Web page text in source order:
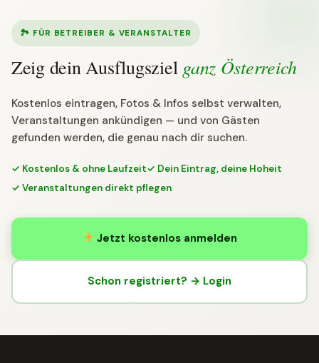
🏞 FÜR BETREIBER & VERANSTALTER
Zeig dein Ausflugsziel ganz Österreich
Kostenlos eintragen, Fotos & Infos selbst verwalten,
Veranstaltungen ankündigen — und von Gästen
gefunden werden, die genau nach dir suchen.
✓ Kostenlos & ohne Laufzeit✓ Dein Eintrag, deine Hoheit
✓ Veranstaltungen direkt pflegen
Jetzt kostenlos anmelden
Schon registriert? → Login